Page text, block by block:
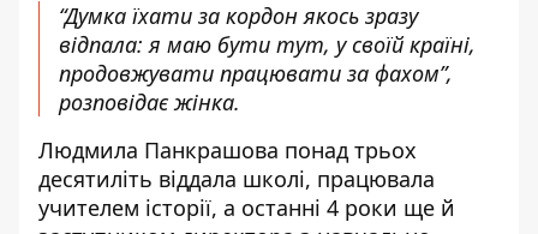
“Думка їхати за кордон якось зразу
відпала: я маю бути тут, у своїй країні,
продовжувати працювати за фахом”,
розповідає жінка.
Людмила Панкрашова понад трьох
десятиліть віддала школі, працювала
учителем історії, а останні 4 роки ще й